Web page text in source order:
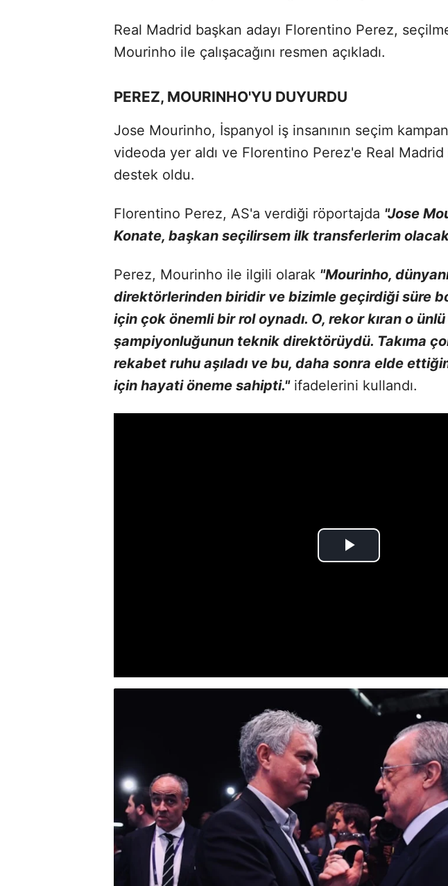
Real Madrid başkan adayı Florentino Perez,
Mourinho ile çalışacağını resmen açıkladı.
PEREZ, MOURINHO'YU DUYURDU
Jose Mourinho, İspanyol iş insanının seçim
videoda yer aldı ve Florentino Perez'e Real Madrid
destek oldu.
Florentino Perez, AS'a verdiği röportajda "Jose
Konate, başkan seçilirsem ilk transferlerim
Perez, Mourinho ile ilgili olarak "Mourinho,
direktörlerinden biridir ve bizimle geçirdiği süre
için çok önemli bir rol oynadı. O, rekor kıran o
şampiyonluğunun teknik direktörüydü. Takıma
rekabet ruhu aşıladı ve bu, daha sonra elde
için hayati öneme sahipti."ifadelerini kullandı.